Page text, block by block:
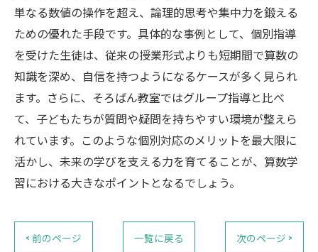
単なる数値の操作を超え、論理的思考や集中力を鍛える
ための優れた手段です。具体的な事例として、個別指導
を受けた生徒は、従来の授業形式よりも短期間で算数の
知識を深め、自信を持つようになるケースが多く見られ
ます。さらに、そろばん教室ではグループ指導と比べ
て、子どもたちが質問や疑問を持ちやすい環境が整えら
れています。このような個別対応のメリットを最大限に
活かし、未来の学びを支える力を育てることが、算数学
習における大きなポイントとなるでしょう。
< 前のページ 一覧に戻る 次のページ >